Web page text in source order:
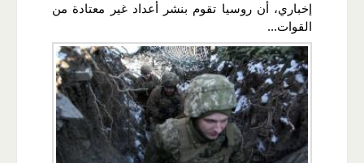
إخباري، أن روسيا تقوم بنشر أعداد غير معتادة من
القوات...